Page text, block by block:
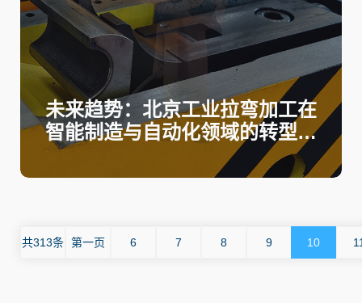
未来趋势：北京工业拉弯加工在
智能制造与自动化领域的转型与
共313条 第一页 6 7 8 9 10